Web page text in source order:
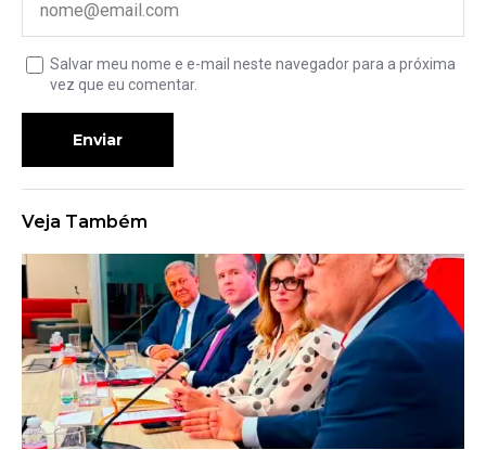
Salvar meu nome e e-mail neste navegador para a próxima
vez que eu comentar.
Enviar
Veja Também